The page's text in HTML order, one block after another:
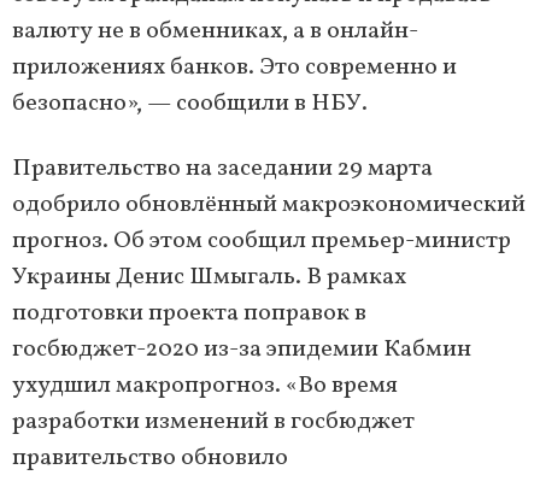
валюту не в обменниках, а в онлайн-
приложениях банков. Это современно и
безопасно», — сообщили в НБУ.
Правительство на заседании 29 марта
одобрило обновлённый макроэкономический
прогноз. Об этом сообщил премьер-министр
Украины Денис Шмыгаль. В рамках
подготовки проекта поправок в
госбюджет-2020 из-за эпидемии Кабмин
ухудшил макропрогноз. «Во время
разработки изменений в госбюджет
правительство обновило